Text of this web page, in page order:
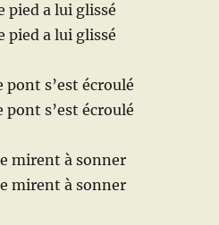
pied a lui glissé
pied a lui glissé
pont s’est écroulé
pont s’est écroulé
mirent à sonner
mirent à sonner